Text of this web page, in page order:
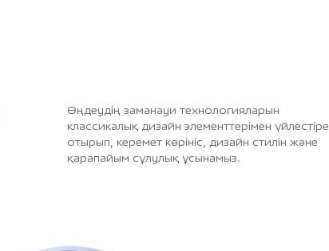
Өңдеудің заманауи технологияларын
классикалық дизайн элементтерімен үйлестіре
отырып, керемет көрініс, дизайн стилін және
қарапайым сұлулық ұсынамыз.